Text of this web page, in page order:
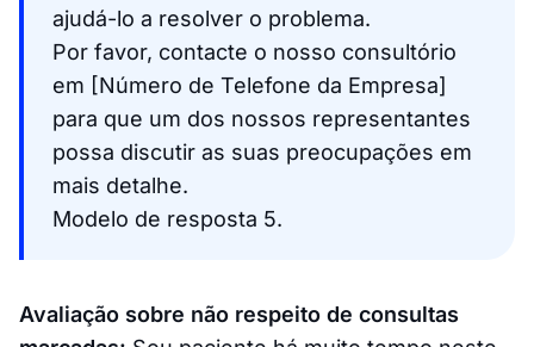
ajudá-lo a resolver o problema.
Por favor, contacte o nosso consultório
em [Número de Telefone da Empresa]
para que um dos nossos representantes
possa discutir as suas preocupações em
mais detalhe.
Modelo de resposta 5.
Avaliação sobre não respeito de consultas